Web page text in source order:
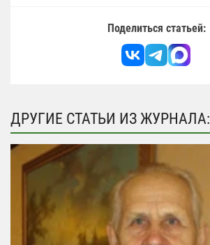
Поделиться статьей:
ДРУГИЕ СТАТЬИ ИЗ ЖУРНАЛА: